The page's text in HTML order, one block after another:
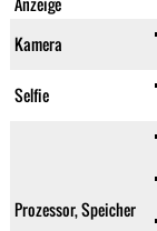
Kamera
Selfie
Prozessor, Speicher